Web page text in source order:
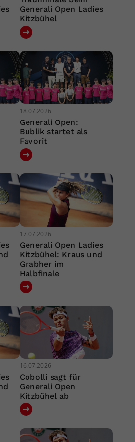
Generali Open Ladies
Kitzbühel
18.07.2026
Generali Open:
Bublik startet als
Favorit
17.07.2026
Generali Open Ladies
Kitzbühel: Kraus und
Grabher im
Halbfinale
16.07.2026
Cobolli sagt für
Generali Open
Kitzbühel ab